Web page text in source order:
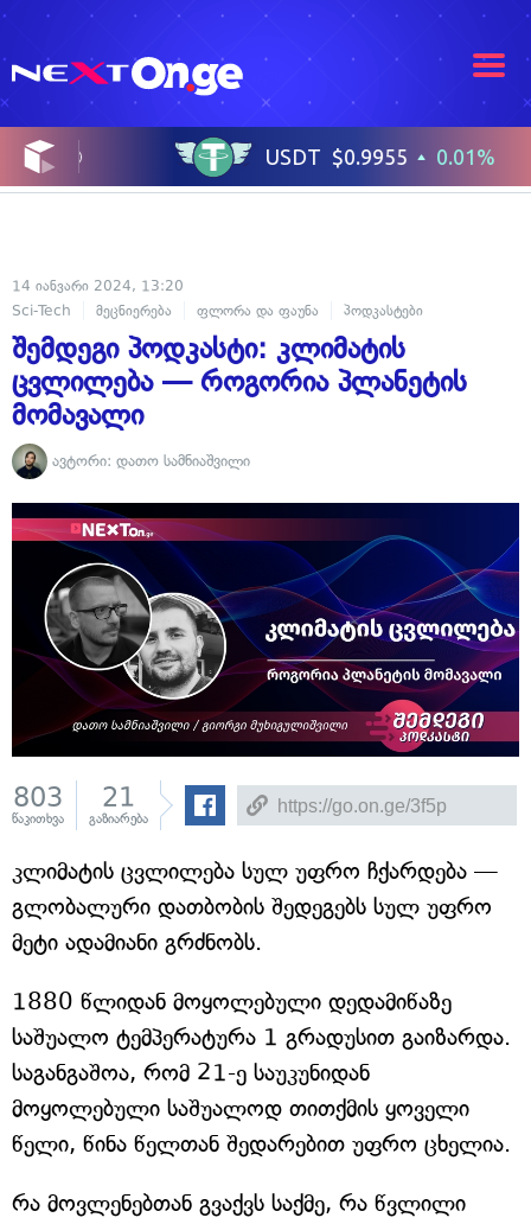
14 იანვარი 2024, 13:20
Sci-Tech
მეცნიერება ფლორა და ფაუნა პოდკასტები
შემდეგი პოდკასტი: კლიმატის
ცვლილება — როგორია პლანეტის
მომავალი
ავტორი: დათო სამნიაშვილი
803
წაკითხვა
21
გაზიარება
კლიმატის ცვლილება სულ უფრო ჩქარდება —
გლობალური დათბობის შედეგებს სულ უფრო
მეტი ადამიანი გრძნობს.
1880 წლიდან მოყოლებული დედამიწაზე
საშუალო ტემპერატურა 1 გრადუსით გაიზარდა.
საგანგაშოა, რომ 21-ე საუკუნიდან
მოყოლებული საშუალოდ თითქმის ყოველი
წელი, წინა წელთან შედარებით უფრო ცხელია.
რა მოვლენებთან გვაქვს საქმე, რა წვლილი